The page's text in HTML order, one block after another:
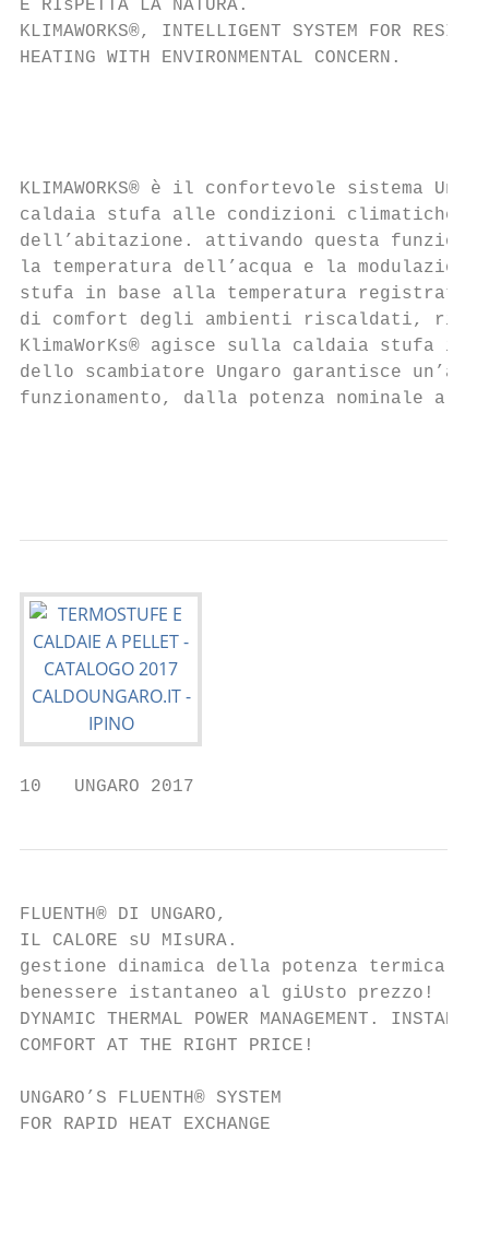
E RIsPETTA LA NATURA.
KLIMAWORKS®, INTELLIGENT SYSTEM FOR
HEATING WITH ENVIRONMENTAL CONCERN.
KLIMAWORKS® è il confortevole sistema
caldaia stufa alle condizioni climatiche
dell’abitazione. attivando questa
la temperatura dell’acqua e la
stufa in base alla temperatura registrata
di comfort degli ambienti riscaldati,
KlimaWorKs® agisce sulla caldaia stufa in
dello scambiatore Ungaro garantisce
funzionamento, dalla potenza nominale
10   UNGARO 2017
FLUENTH® DI UNGARO,
IL CALORE sU MIsURA.
gestione dinamica della potenza termica.
benessere istantaneo al giUsto prezzo!
DYNAMIC THERMAL POWER MANAGEMENT. INSTANT
COMFORT AT THE RIGHT PRICE!
UNGARO’S FLUENTH® SYSTEM
FOR RAPID HEAT EXCHANGE